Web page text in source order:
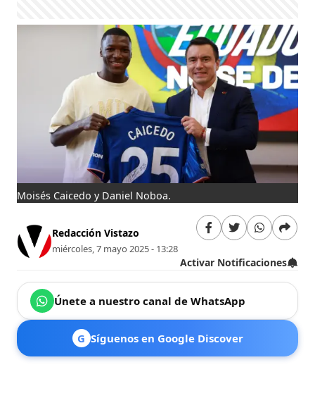
Moisés Caicedo y Daniel Noboa.
Redacción Vistazo
miércoles, 7 mayo 2025 - 13:28
Activar Notificaciones
Únete a nuestro canal de WhatsApp
G Síguenos en Google Discover